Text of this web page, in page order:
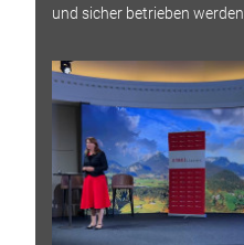
und sicher betrieben werden